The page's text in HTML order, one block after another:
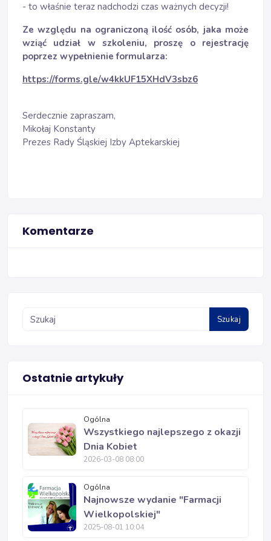
- to właśnie teraz nadchodzi czas ważnych decyzji!
Ze względu na ograniczoną ilość osób, jaka może
wziąć udział w szkoleniu, proszę o rejestrację
poprzez wypełnienie formularza:
https://forms.gle/w4kkUF15XHdV3sbz6
Serdecznie zapraszam,
Mikołaj Konstanty
Prezes Rady Śląskiej Izby Aptekarskiej
Komentarze
Szukaj
Ostatnie artykuły
Ogólna
Wszystkiego najlepszego z okazji
Dnia Kobiet
2026-03-08 08:00
Ogólna
Najnowsze wydanie "Farmacji
Wielkopolskiej"
2025-08-01 10:04